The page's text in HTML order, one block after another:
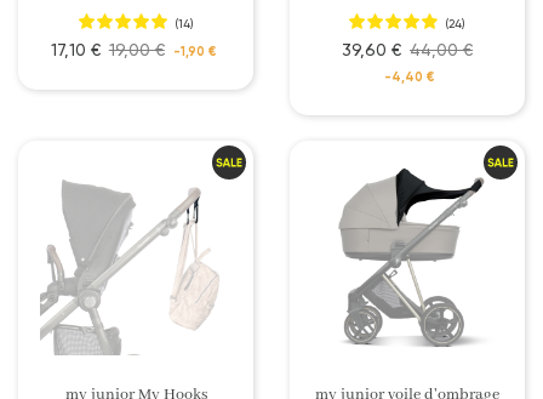
(14)
17,10 € 19,00 € -1,90 €
(24)
39,60 € 44,00 €
-4,40 €
my junior My Hooks my junior voile d'ombrage